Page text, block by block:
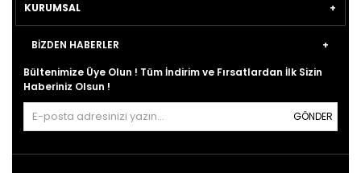
KURUMSAL
BİZDEN HABERLER
Bültenimize Üye Olun ! Tüm İndirim ve Fırsatlardan İlk Sizin
Haberiniz Olsun !
GÖNDER